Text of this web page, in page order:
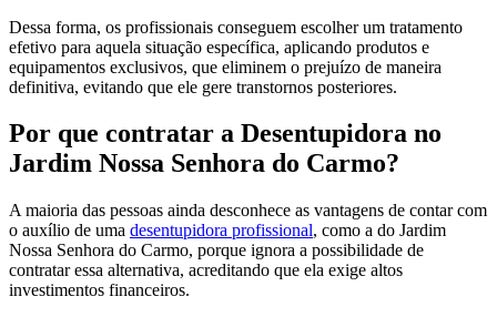
Dessa forma, os profissionais conseguem escolher um tratamento
efetivo para aquela situação específica, aplicando produtos e
equipamentos exclusivos, que eliminem o prejuízo de maneira
definitiva, evitando que ele gere transtornos posteriores.
Por que contratar a Desentupidora no
Jardim Nossa Senhora do Carmo?
A maioria das pessoas ainda desconhece as vantagens de contar com
o auxílio de uma desentupidora profissional, como a do Jardim
Nossa Senhora do Carmo, porque ignora a possibilidade de
contratar essa alternativa, acreditando que ela exige altos
investimentos financeiros.